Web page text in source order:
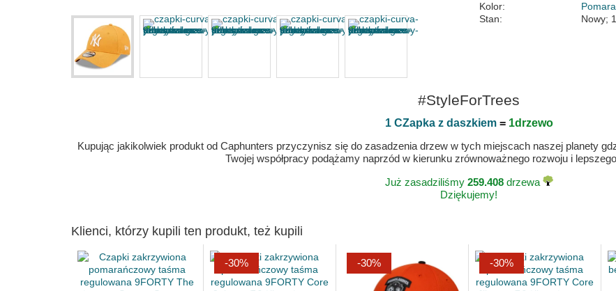
Kolor:
Stan:
Nowy;
#StyleForTrees
1 CZapka z daszkiem= 1drzewo
Kupując jakikolwiek produkt od Caphunters przyczynisz się do zasadzenia drzew w tych miejscach naszej planety
Twojej współpracy podążamy naprzód w kierunku zrównoważnego rozwoju i
Już zasadziliśmy 259.408drzewa
Dziękujemy!
Klienci, którzy kupili ten produkt, też kupili
-30% -30% -30%